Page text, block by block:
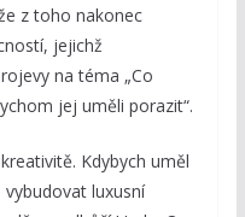
z toho nakonec
jejichž
na téma „Co
jej uměli porazit“.
Kdybych uměl
luxusní